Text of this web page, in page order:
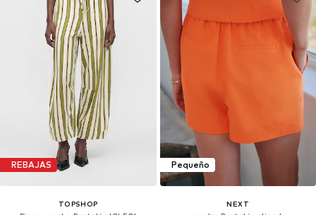
REBAJAS
TOPSHOP
Pequeño
NEXT